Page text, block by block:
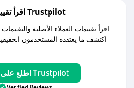
اقرأ تقييمات واراء العملاء على Trustpilot
اقرأ تقييمات العملاء الأصلية
اكتشف ما يعتقده المستخدمون
اطلع على آراء عملائنا على Trustpilot